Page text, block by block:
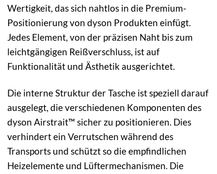
Wertigkeit, das sich nahtlos in die Premium-
Positionierung von dyson Produkten einfügt.
Jedes Element, von der präzisen Naht bis zum
leichtgängigen Reißverschluss, ist auf
Funktionalität und Ästhetik ausgerichtet.
Die interne Struktur der Tasche ist speziell darauf
ausgelegt, die verschiedenen Komponenten des
dyson Airstrait™ sicher zu positionieren. Dies
verhindert ein Verrutschen während des
Transports und schützt so die empfindlichen
Heizelemente und Lüftermechanismen. Die